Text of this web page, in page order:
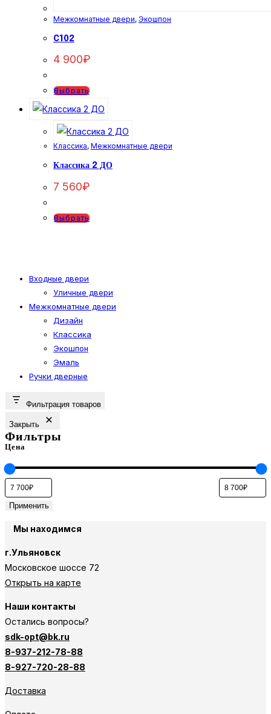
Межкомнатные двери, Экошпон
C102
4 900₽
ВыбратьЭтот
товар
несколько
вариаций.
Опции
Классика, Межкомнатные двери
Классика 2 ДО
7 560₽
ВыбратьЭтот
Опции
можно
на
Входные двери
Уличные двери
Межкомнатные двери
Дизайн
Классика
Экошпон
Эмаль
Ручки дверные
Фильтрация товаров
Закрыть
Фильтры
Цена
Применить
Мы находимся
г.Ульяновск
Московское шоссе 72
Открыть на карте
Наши контакты
Остались вопросы?
sdk-opt@bk.ru
8-937-212-78-88
8-927-720-28-88
Доставка